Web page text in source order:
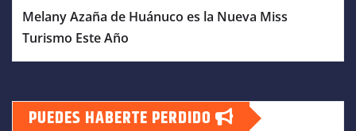
Melany Azaña de Huánuco es la Nueva Miss
Turismo Este Año
PUEDES HABERTE PERDIDO